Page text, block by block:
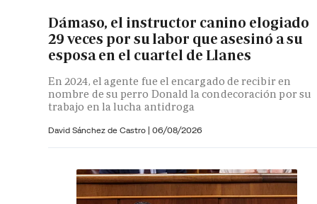
Dámaso, el instructor canino elogiado
29 veces por su labor que asesinó a su
esposa en el cuartel de Llanes
En 2024, el agente fue el encargado de recibir en
nombre de su perro Donald la condecoración por su
trabajo en la lucha antidroga
David Sánchez de Castro | 06/08/2026